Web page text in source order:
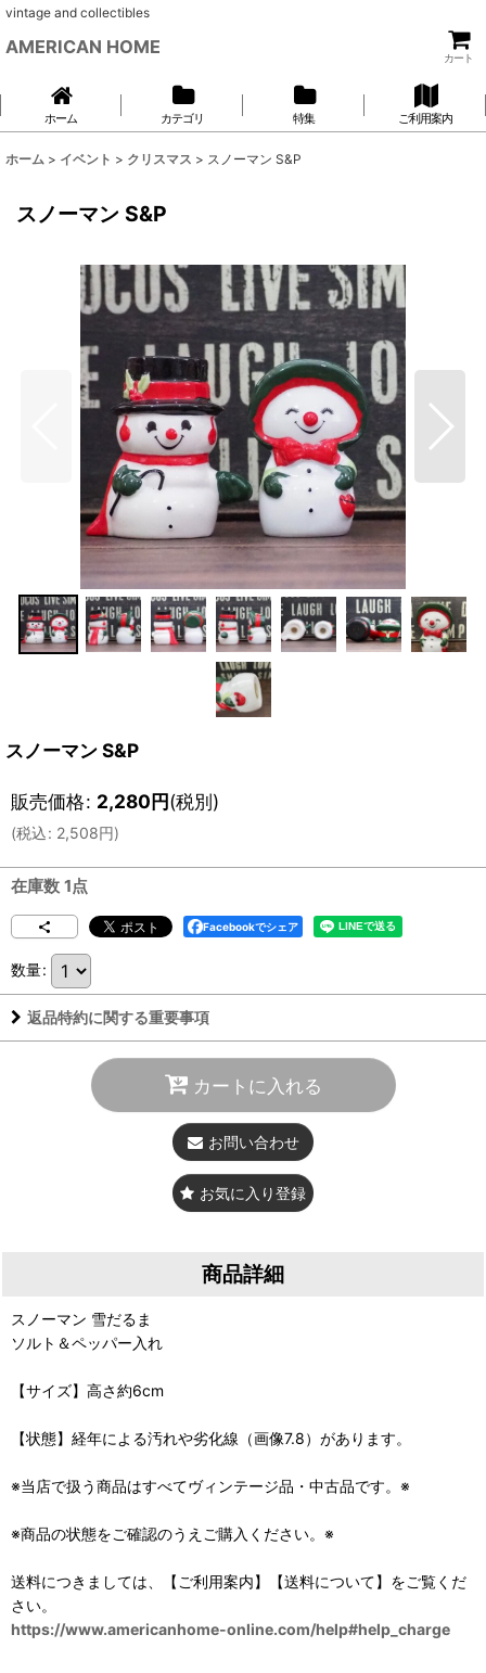
vintage and collectibles
AMERICAN HOME
カート
ホーム カテゴリ 特集 ご利用案内
ホーム > イベント > クリスマス > スノーマン S&P
スノーマン S&P
スノーマン S&P
販売価格: 2,280円(税別)
(税込: 2,508円)
在庫数 1点
Facebookでシェア
数量:
返品特約に関する重要事項
カートに入れる
お問い合わせ
お気に入り登録
商品詳細
スノーマン 雪だるま
ソルト＆ペッパー入れ
【サイズ】高さ約6cm
【状態】経年による汚れや劣化線（画像7.8）があります。
※当店で扱う商品はすべてヴィンテージ品・中古品です。※
※商品の状態をご確認のうえご購入ください。※
送料につきましては、【ご利用案内】【送料について】をご覧くだ
さい。
https://www.americanhome-online.com/help#help_charge